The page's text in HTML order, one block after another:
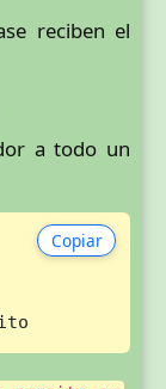
reciben el
a todo un
Copiar